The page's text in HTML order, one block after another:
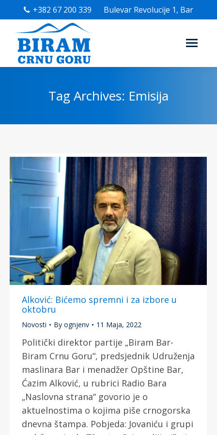
+382 67 200 339 Bulevar Revolucije 1, Bar
Tag Archives: Emisija
Alković: Bićemo spremni i za izbore u
oktobru
Novosti By ognjenv 11 Maja, 2022
Politički direktor partije „Biram Bar-
Biram Crnu Goru“, predsjednik Udruženja
maslinara Bar i menadžer Opštine Bar,
Ćazim Alković, u rubrici Radio Bara
„Naslovna strana“ govorio je o
aktuelnostima o kojima piše crnogorska
dnevna štampa. Pobjeda: Jovaniću i grupi